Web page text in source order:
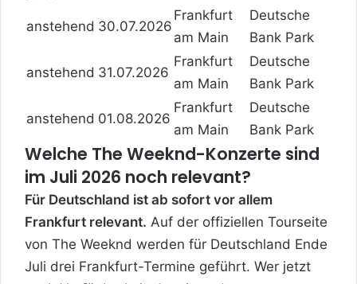
anstehend 30.07.2026
Frankfurt
am Main
Deutsche
Bank Park
anstehend 31.07.2026
Frankfurt
am Main
Deutsche
Bank Park
anstehend 01.08.2026
Frankfurt
am Main
Deutsche
Bank Park
Welche The Weeknd-Konzerte sind
im Juli 2026 noch relevant?
Für Deutschland ist ab sofort vor allem
Frankfurt relevant. Auf der offiziellen Tourseite
von The Weeknd werden für Deutschland Ende
Juli drei Frankfurt-Termine geführt. Wer jetzt